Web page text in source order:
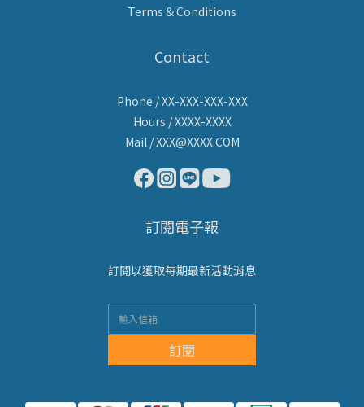
Terms & Conditions
Contact
Phone / XX-XXX-XXX-XXX
Hours / XXXX-XXXX
Mail / XXX@XXXX.COM
訂閱電子報
訂閱以獲取每期最新活動消息
訂閱